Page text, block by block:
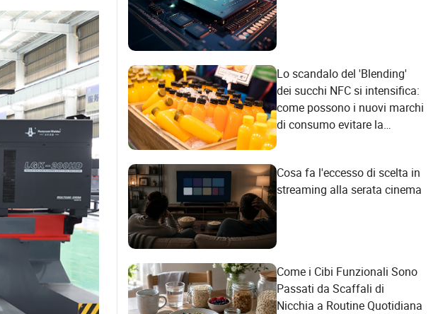
Lo scandalo del 'Blending'
dei succhi NFC si intensifica:
come possono i nuovi marchi
di consumo evitare la
Cosa fa l'eccesso di scelta in
streaming alla serata cinema
Come i Cibi Funzionali Sono
Passati da Scaffali di
Nicchia a Routine Quotidiana